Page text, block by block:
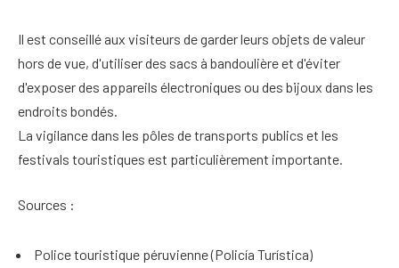
Il est conseillé aux visiteurs de garder leurs objets de valeur
hors de vue, d'utiliser des sacs à bandoulière et d'éviter
d'exposer des appareils électroniques ou des bijoux dans les
endroits bondés.
La vigilance dans les pôles de transports publics et les
festivals touristiques est particulièrement importante.
Sources :
Police touristique péruvienne (Policía Turística)